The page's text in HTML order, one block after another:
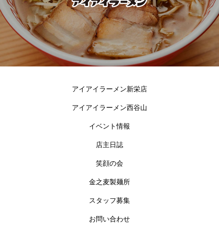
アイアイラーメン新栄店
アイアイラーメン西谷山
イベント情報
店主日誌
笑顔の会
金之麦製麺所
スタッフ募集
お問い合わせ